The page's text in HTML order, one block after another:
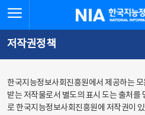
문
로
가
체
뉴
바
가
한국지능정보사회진
저작권정책
한국지능정보사회진흥원에서 제공하는
받는 저작물로서 별도의 표시 도는 출처
로 한국지능정보사회진흥원에 저작권이